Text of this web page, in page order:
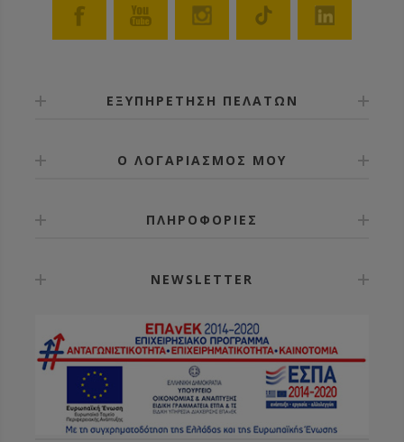
ΕΞΥΠΗΡΕΤΗΣΗ ΠΕΛΑΤΩΝ
Ο ΛΟΓΑΡΙΑΣΜΟΣ ΜΟΥ
ΠΛΗΡΟΦΟΡΙΕΣ
NEWSLETTER